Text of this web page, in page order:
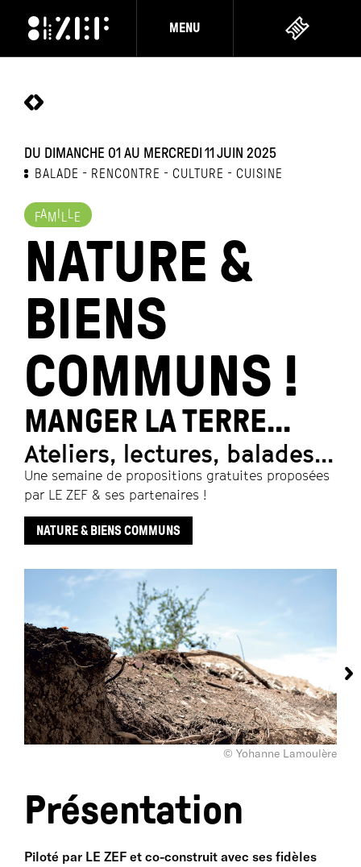
MENU
DU DIMANCHE 01 AU MERCREDI 11 JUIN 2025
BALADE RENCONTRE CULTURE CUISINE
FAM LE
NATURE &
BIENS
COMMUNS !
MANGER LA TERRE...
Ateliers, lectures, balades...
Une semaine de propositions gratuites proposées
par LE ZEF & ses partenaires !
NATURE & BIENS COMMUNS
© Yohanne Lamoulère
Présentation
Piloté par LE ZEF et co-construit avec ses fidèles